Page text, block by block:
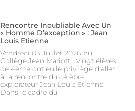
Rencontre Inoubliable Avec Un
« Homme D’exception » : Jean
Louis Etienne
Vendredi 03 Juillet 2026, au
Collège Jean Mariotti. Vingt élèves
de 4ème ont eu le privilège d’aller
à la rencontre du célèbre
explorateur Jean Louis Etienne.
Dans le cadre du